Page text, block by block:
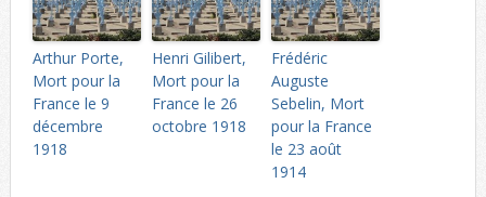
Arthur Porte,
Mort pour la
France le 9
décembre
1918
Henri Gilibert,
Mort pour la
France le 26
octobre 1918
Frédéric
Auguste
Sebelin, Mort
pour la France
le 23 août
1914